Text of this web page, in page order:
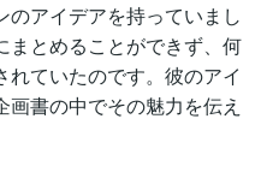
アイデアを持っていまし
まとめることができず、何
ていたのです。彼のアイ
書の中でその魅力を伝え